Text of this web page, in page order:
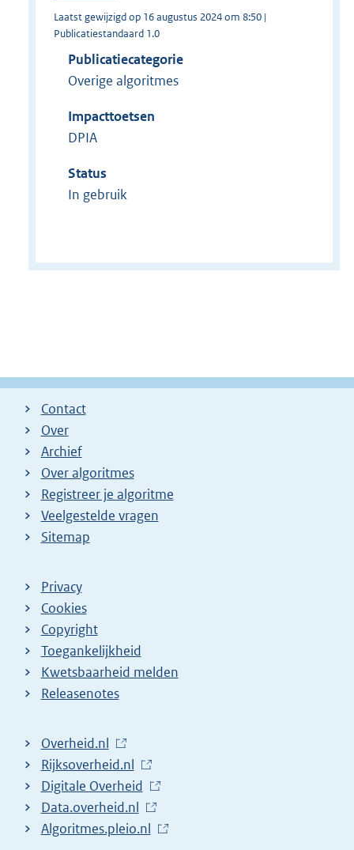
Laatst gewijzigd op 16 augustus 2024 om 8:50 |
Publicatiestandaard 1.0
Publicatiecategorie
Overige algoritmes
Impacttoetsen
DPIA
Status
In gebruik
Contact
Over
Archief
Over algoritmes
Registreer je algoritme
Veelgestelde vragen
Sitemap
Privacy
Cookies
Copyright
Toegankelijkheid
Kwetsbaarheid melden
Releasenotes
L
i
n
k
n
Overheid.nl
L
i
n
k
Rijksoverheid.nl
L
i
n
Digitale Overheid
L
i
Data.overheid.nl
L
Algoritmes.pleio.nl